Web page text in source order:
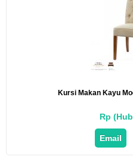
Kursi Makan Kayu
Rp
Email